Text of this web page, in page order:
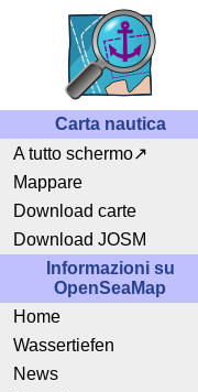
Carta nautica
A tutto schermo
Mappare
Download carte
Download JOSM
Informazioni su
OpenSeaMap
Home
Wassertiefen
News